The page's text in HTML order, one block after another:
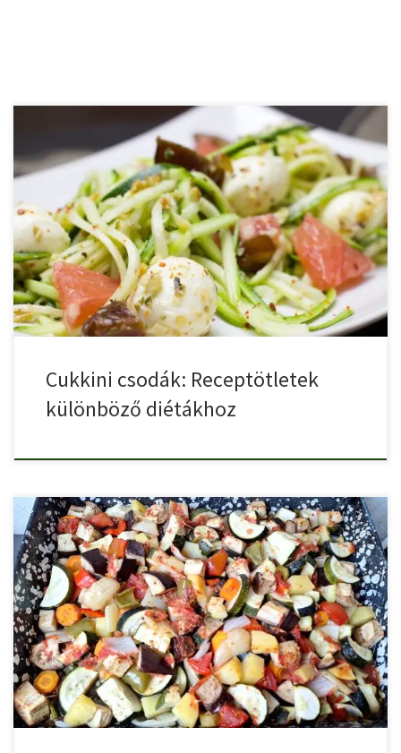
A cukkini, ez a sokoldalú zöldség, nemcsak finom, hanem
rendkívül […]
Cukkini csodák: Receptötletek
különböző diétákhoz
A briam egy hagyományos görög zöldséges egytáltétel, amelyet
sült zöldségekből […]